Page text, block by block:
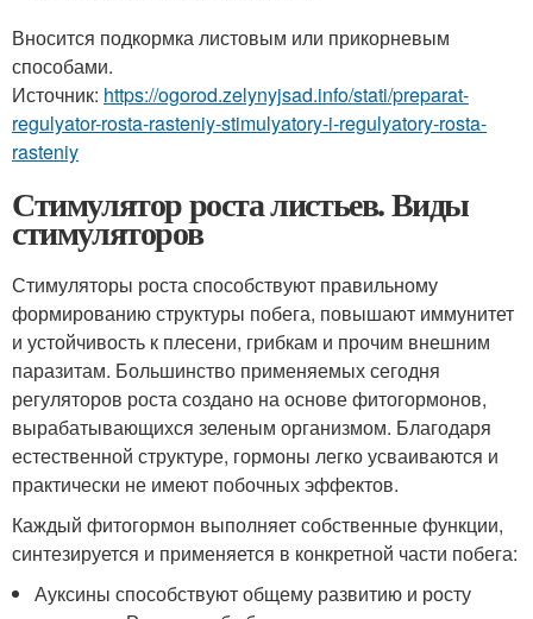
Вносится подкормка листовым или прикорневым
способами.
Источник: https://ogorod.zelynyjsad.info/stati/preparat-
regulyator-rosta-rasteniy-stimulyatory-i-regulyatory-rosta-
rasteniy
Стимулятор роста листьев. Виды
стимуляторов
Стимуляторы роста способствуют правильному
формированию структуры побега, повышают иммунитет
и устойчивость к плесени, грибкам и прочим внешним
паразитам. Большинство применяемых сегодня
регуляторов роста создано на основе фитогормонов,
вырабатывающихся зеленым организмом. Благодаря
естественной структуре, гормоны легко усваиваются и
практически не имеют побочных эффектов.
Каждый фитогормон выполняет собственные функции,
синтезируется и применяется в конкретной части побега:
Ауксины способствуют общему развитию и росту